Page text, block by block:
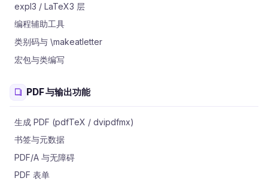
expl3 / LaTeX3 层
编程辅助工具
类别码与 \makeatletter
宏包与类编写
PDF 与输出功能
生成 PDF (pdfTeX / dvipdfmx)
书签与元数据
PDF/A 与无障碍
PDF 表单